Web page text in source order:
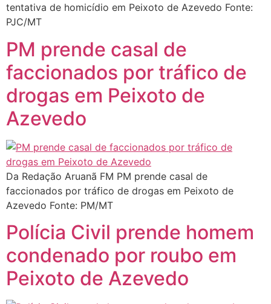
tentativa de homicídio em Peixoto de Azevedo Fonte:
PJC/MT
PM prende casal de
faccionados por tráfico de
drogas em Peixoto de
Azevedo
Da Redação Aruanã FM PM prende casal de
faccionados por tráfico de drogas em Peixoto de
Azevedo Fonte: PM/MT
Polícia Civil prende homem
condenado por roubo em
Peixoto de Azevedo